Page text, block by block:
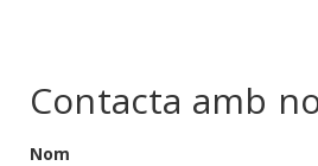
Contacta amb
Nom